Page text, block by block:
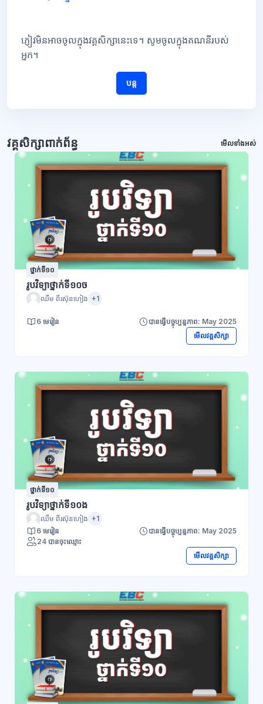
ភ្ញៀវមិនអាចចូលក្នុងវគ្គសិក្សានេះទេ។ សូមចូលក្នុងគណនីរបស់
អ្នក។
បន្ត
វគ្គសិក្សាពាក់ព័ន្ធ មើលទាំងអស់
ថ្នាក់ទី១០
រូបវិទ្យាថ្នាក់ទី១០ច
ឈឹម ពីរស៊ុនហៀង +1
6 មេរៀន
បានធ្វើបច្ចុប្បន្នភាព: May 2025
មើលវគ្គសិក្សា
ថ្នាក់ទី១០
រូបវិទ្យាថ្នាក់ទី១០ង
ឈឹម ពីរស៊ុនហៀង +1
6 មេរៀន
បានធ្វើបច្ចុប្បន្នភាព: May 2025
24 បានចុះឈ្មោះ
មើលវគ្គសិក្សា